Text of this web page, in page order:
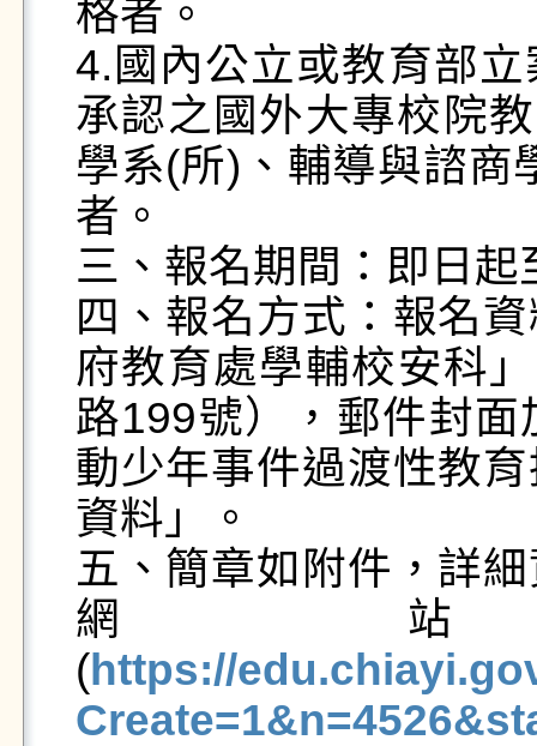
格者。
4.國內公立或教育部
承認之國外大專校院
學系(所)、輔導與諮商
者。
三、報名期間：即日
四、報名方式：報名
府教育處學輔校安科
路199號），郵件封
動少年事件過渡性教
資料」。
五、簡章如附件，詳
網
(https://